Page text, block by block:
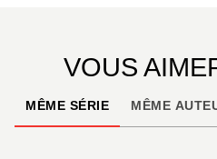
VOUS
MÊME SÉRIE MÊME